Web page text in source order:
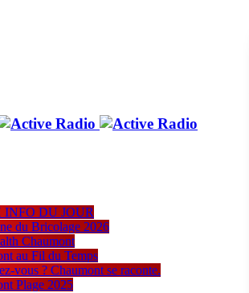
INFO DU JOUR
du Bricolage 2026
Chaumont
au Fil du Temps
vous ? Chaumont se raconte.
Plage 2025